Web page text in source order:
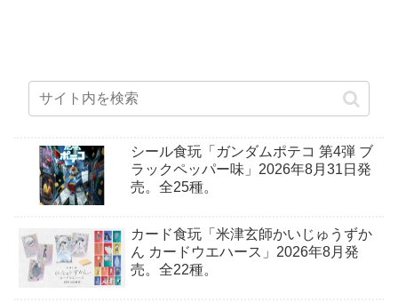
シール食玩「ガンダムポテコ 第4弾 ブ
ラックペッパー味」2026年8月31日発
売。全25種。
カード食玩「米津玄師かいじゅうずか
ん カードウエハース」2026年8月発
売。全22種。